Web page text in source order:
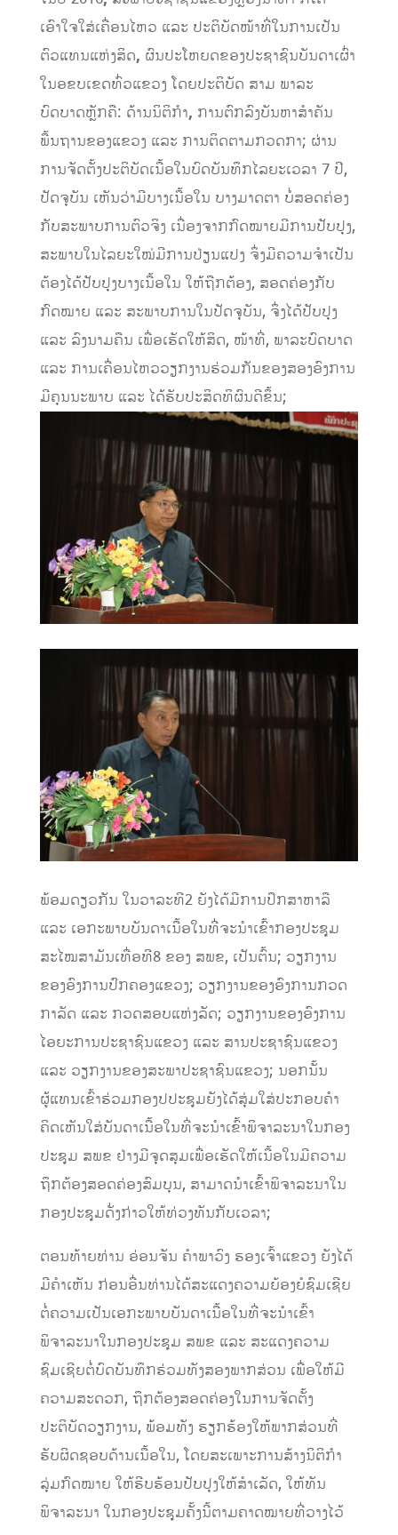
ເອົາໃຈໃສ່ເຄື່ອນໄຫວ ແລະ ປະຕິບັດໜ້າທີ່ໃນການເປັນ
ຕົວແທນແຫ່ງສິດ, ຜົນປະໂຫຍດຂອງປະຊາຊົນບັນດາເຜົ່າ
ໃນອຂບເຂດທົ່ວແຂວງ ໂດຍປະຕິບັດ ສາມ ພາລະ
ບົດບາດຫຼັກຄື: ດ້ານນິຕິກໍາ, ການຕົກລົງບັນຫາສໍາຄັນ
ພື້ນຖານຂອງແຂວງ ແລະ ການຕິດຕາມກວດກາ; ຜ່ານ
ການຈັດຕັ້ງປະຕິບັດເນື້ອໃນບົດບັນທຶກໄລຍະເວລາ 7 ປີ,
ປັດຈຸບັນ ເຫັນວ່າມີບາງເນື້ອໃນ ບາງມາດຕາ ບໍ່ສອດຄ່ອງ
ກັບສະພາບການຕົວຈິງ ເນື່ອງຈາກກົດໝາຍມີການປັບປຸງ,
ສະພາບໃນໄລຍະໃໝ່ມີການປ່ຽນແປງ ຈຶ່ງມີຄວາມຈໍາເປັນ
ຕ້ອງໄດ້ປັບປຸງບາງເນື້ອໃນ ໃຫ້ຖືກຕ້ອງ, ສອດຄ່ອງກັບ
ກົດໝາຍ ແລະ ສະພາບການໃນປັດຈຸບັນ, ຈຶ່ງໄດ້ປັບປຸງ
ແລະ ລົງນາມຄືນ ເພື່ອເຮັດໃຫ້ສິດ, ໜ້າທີ່, ພາລະບົດບາດ
ແລະ ການເຄື່ອນໄຫວວຽກງານຮ່ວມກັນຂອງສອງອົງການ
ມີຄຸນນະພາບ ແລະ ໄດ້ຮັບປະສິດທິຜົນດີຂຶ້ນ;
ພ້ອມດຽວກັນ ໃນວາລະທີ2 ຍັງໄດ້ມີການປຶກສາຫາລື
ແລະ ເອກະພາບບັນດາເນື້ອໃນທີ່ຈະນຳເຂົ້າກອງປະຊຸມ
ສະໄໝສາມັນເທື່ອທີ8 ຂອງ ສພຂ, ເປັນຕົ້ນ; ວຽກງານ
ຂອງອົງການປົກຄອງແຂວງ; ວຽກງານຂອງອົງການກວດ
ກາລັດ ແລະ ກວດສອບແຫ່ງລັດ; ວຽກງານຂອງອົງການ
ໄອຍະການປະຊາຊົນແຂວງ ແລະ ສານປະຊາຊົນແຂວງ
ແລະ ວຽກງານຂອງສະພາປະຊາຊົນແຂວງ; ນອກນັ້ນ
ຜູ້ແທນເຂົ້າຮ່ວມກອງປປະຊຸມຍັງໄດ້ສຸ່ມໃສ່ປະກອບຄໍາ
ຄິດເຫັນໃສ່ບັນດາເນື້ອໃນທີ່ຈະນໍາເຂົ້າພິຈາລະນາໃນກອງ
ປະຊຸມ ສພຂ ຢ່າງມີຈຸດສຸມເພື່ອເຮັດໃຫ້ເນື້ອໃນມີຄວາມ
ຖຶກຕ້ອງສອດຄ່ອງສົມບຸນ, ສາມາດນຳເຂົ້າພິຈາລະນາໃນ
ກອງປະຊຸມດັ່ງກ່າວໃຫ້ທ່ວງທັນກັບເວລາ;
ຕອນທ້າຍທ່ານ ອ່ອນຈັນ ຄຳພາວົງ ຮອງເຈົ້າແຂວງ ຍັງໄດ້
ມີຄຳເຫັນ ກ່ອນອື່ນທ່ານໄດ້ສະແດງຄວາມຍ້ອງຍໍຊົມເຊີຍ
ຕໍ່ຄວາມເປັນເອກະພາບບັນດາເນື້ອໃນທີ່ຈະນໍາເຂົ້າ
ພິຈາລະນາໃນກອງປະຊຸມ ສພຂ ແລະ ສະແດງຄວາມ
ຊົມເຊີຍຕໍ່ບົດບັນທຶກຮ່ວມທັງສອງພາກສ່ວນ ເພື່ອໃຫ້ມີ
ຄວາມສະດວກ, ຖຶກຕ້ອງສອດຄ່ອງໃນການຈັດຕັ້ງ
ປະຕິບັດວຽກງານ, ພ້ອມທັງ ຮຽກຮ້ອງໃຫ້ພາກສ່ວນທີ່
ຮັບຜິດຊອບດ້ານເນື້ອໃນ,​ ໂດຍສະເພາະການສ້າງນິຕິກໍາ
ລຸ່ມກົດໝາຍ ໃຫ້ຮີບຮ້ອນປັບປຸງໃຫ້ສໍາເລັດ, ໃຫ້ທັນ
ພິຈາລະນາ ໃນກອງປະຊຸມຄັ້ງນີ້ຕາມຄາດໝາຍທີ່ວາງໄວ້